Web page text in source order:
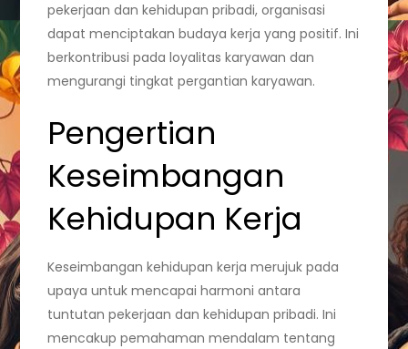
pekerjaan dan kehidupan pribadi, organisasi
dapat menciptakan budaya kerja yang positif. Ini
berkontribusi pada loyalitas karyawan dan
mengurangi tingkat pergantian karyawan.
Pengertian
Keseimbangan
Kehidupan Kerja
Keseimbangan kehidupan kerja merujuk pada
upaya untuk mencapai harmoni antara
tuntutan pekerjaan dan kehidupan pribadi. Ini
mencakup pemahaman mendalam tentang